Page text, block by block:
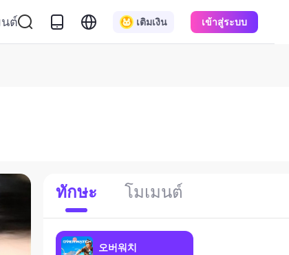
นต์ เติมเงิน เข้าสู่ระบบ
ทักษะ โมเมนต์
오버워치